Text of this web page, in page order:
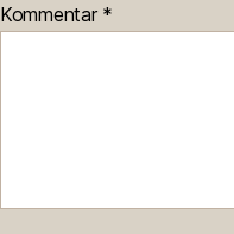
Kommentar *